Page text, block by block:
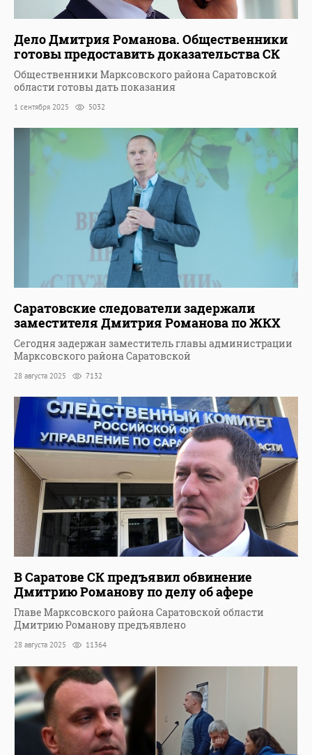
Дело Дмитрия Романова. Общественники
готовы предоставить доказательства СК
Общественники Марксовского района Саратовской
области готовы дать показания
1 сентября 2025 5032
Саратовские следователи задержали
заместителя Дмитрия Романова по ЖКХ
Сегодня задержан заместитель главы администрации
Марксовского района Саратовской
28 августа 2025 7132
В Саратове СК предъявил обвинение
Дмитрию Романову по делу об афере
Главе Марксовского района Саратовской области
Дмитрию Романову предъявлено
28 августа 2025 11364